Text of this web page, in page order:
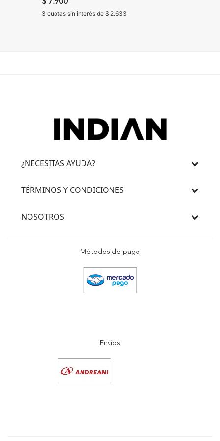
$ 7.900
3 cuotas sin interés de $ 2.633
¿NECESITAS AYUDA?
TÉRMINOS Y CONDICIONES
NOSOTROS
Métodos de pago
Envíos